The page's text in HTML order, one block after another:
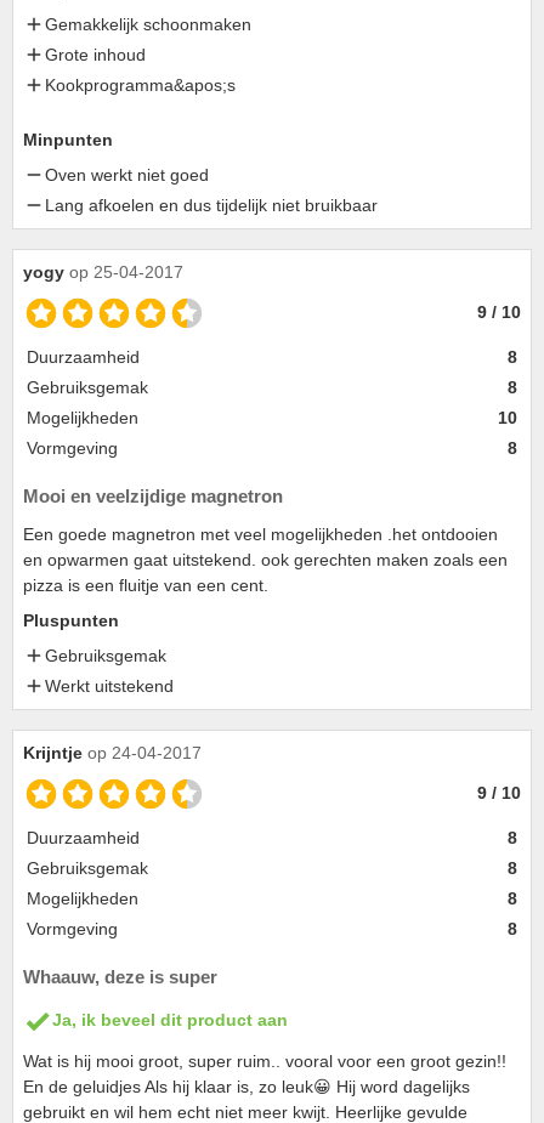
Gemakkelijk schoonmaken
Grote inhoud
Kookprogramma&apos;s
Minpunten
Oven werkt niet goed
Lang afkoelen en dus tijdelijk niet bruikbaar
yogy op 25-04-2017
9 / 10
Duurzaamheid
8
Gebruiksgemak
8
Mogelijkheden
10
Vormgeving
8
Mooi en veelzijdige magnetron
Een goede magnetron met veel mogelijkheden .het ontdooien
en opwarmen gaat uitstekend. ook gerechten maken zoals een
pizza is een fluitje van een cent.
Pluspunten
Gebruiksgemak
Werkt uitstekend
Krijntje op 24-04-2017
9 / 10
Duurzaamheid
8
Gebruiksgemak
8
Mogelijkheden
8
Vormgeving
8
Whaauw, deze is super
Ja, ik beveel dit product aan
Wat is hij mooi groot, super ruim.. vooral voor een groot gezin!!
En de geluidjes Als hij klaar is, zo leuk😀 Hij word dagelijks
gebruikt en wil hem echt niet meer kwijt. Heerlijke gevulde